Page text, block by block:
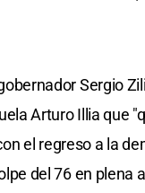
Sergio
Arturo Illia que
el regreso a la
del 76 en plena